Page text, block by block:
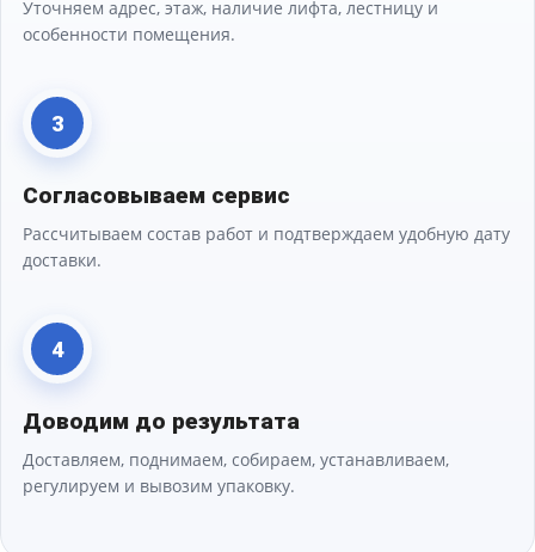
Уточняем адрес, этаж, наличие лифта, лестницу и
особенности помещения.
3
Согласовываем сервис
Рассчитываем состав работ и подтверждаем удобную дату
доставки.
4
Доводим до результата
Доставляем, поднимаем, собираем, устанавливаем,
регулируем и вывозим упаковку.